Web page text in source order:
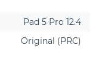
Pad 5 Pro 12.4
Original (PRC)